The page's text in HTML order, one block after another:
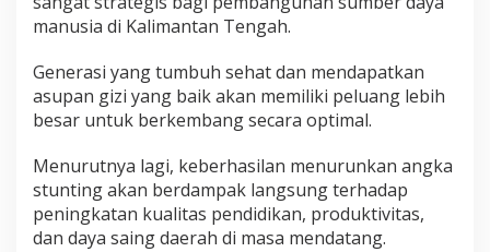
manusia di Kalimantan Tengah.
Generasi yang tumbuh sehat dan mendapatkan
asupan gizi yang baik akan memiliki peluang lebih
besar untuk berkembang secara optimal.
Menurutnya lagi, keberhasilan menurunkan angka
stunting akan berdampak langsung terhadap
peningkatan kualitas pendidikan, produktivitas,
dan daya saing daerah di masa mendatang.